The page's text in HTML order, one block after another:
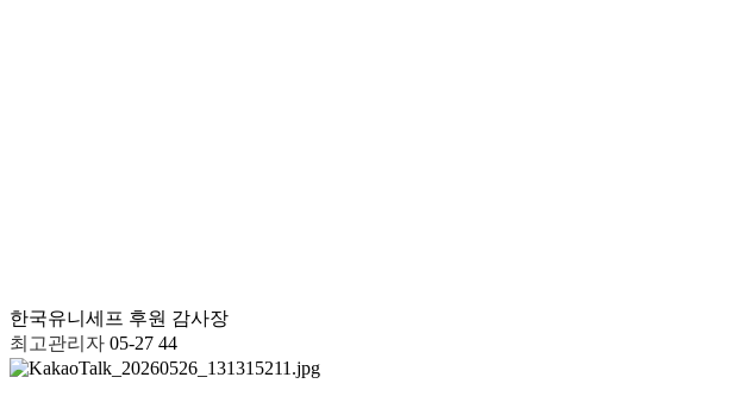
한국유니세프 후원 감사장
최고관리자 05-27 44